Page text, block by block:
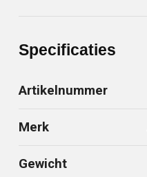
Specificaties
Artikelnummer
Merk
Gewicht